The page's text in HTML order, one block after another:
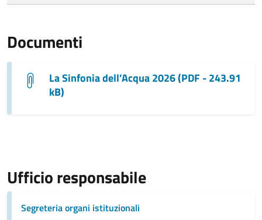
Documenti
La Sinfonia dell’Acqua 2026 (PDF - 243.91
kB)
Ufficio responsabile
Segreteria organi istituzionali